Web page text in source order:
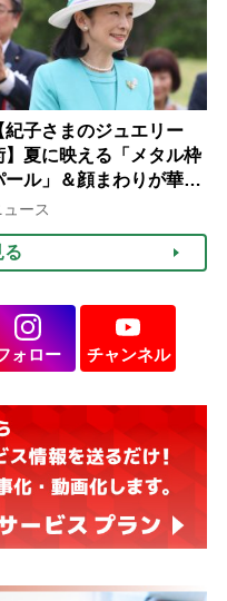
紀子さまのジュエリー
】夏に映える「メタル枠
ール」＆顔まわりが華や
「揺れる一粒」の使い分
ュース
る
ォロー チャンネル